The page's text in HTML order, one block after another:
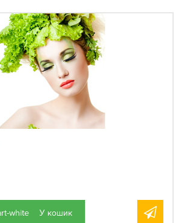
У кошик